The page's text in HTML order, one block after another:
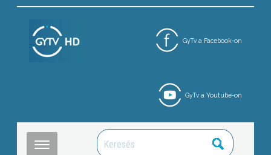
GyTv a Facebook-on
GyTv a Youtube-on